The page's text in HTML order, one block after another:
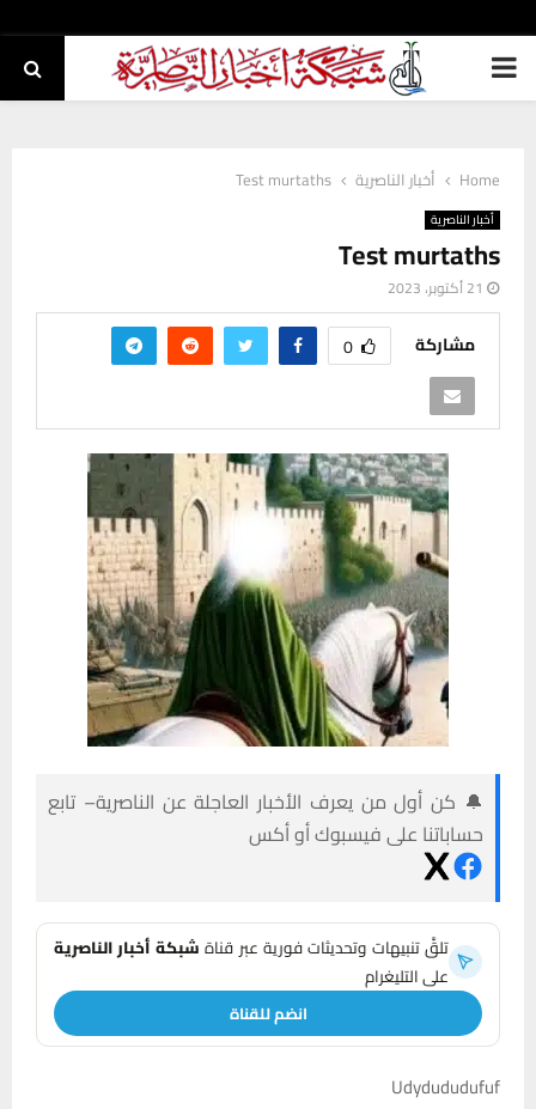
PRIMARY
Home أخبار الناصرية Test murtaths
أخبار الناصرية
Test murtaths
21 أكتوبر، 2023
مشاركة 0
🔔 كن أول من يعرف الأخبار العاجلة عن الناصرية– تابع
حساباتنا على فيسبوك أو أكس
تلقَّ تنبيهات وتحديثات فورية عبر قناةشبكة أخبار الناصرية
على التليغرام
انضم للقناة
Udydududufuf